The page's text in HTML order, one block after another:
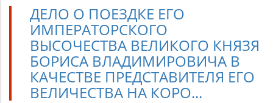
ДЕЛО О ПОЕЗДКЕ ЕГО
ИМПЕРАТОРСКОГО
ВЫСОЧЕСТВА ВЕЛИКОГО КНЯЗЯ
БОРИСА ВЛАДИМИРОВИЧА В
КАЧЕСТВЕ ПРЕДСТАВИТЕЛЯ ЕГО
ВЕЛИЧЕСТВА НА КОРО...